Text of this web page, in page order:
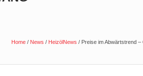
Home / News / HeizölNews / Preise im Abwärtstrend